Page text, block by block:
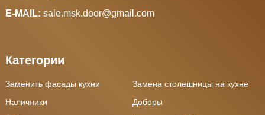
E-MAIL: sale.msk.door@gmail.com
Категории
Заменить фасады кухни
Замена столешницы на кухне
Наличники
Доборы